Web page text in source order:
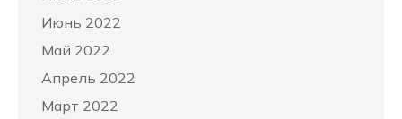
Июнь 2022
Май 2022
Апрель 2022
Март 2022